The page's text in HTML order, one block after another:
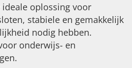
ideale oplossing voor
stabiele en gemakkelijk
nodig hebben.
onderwijs- en